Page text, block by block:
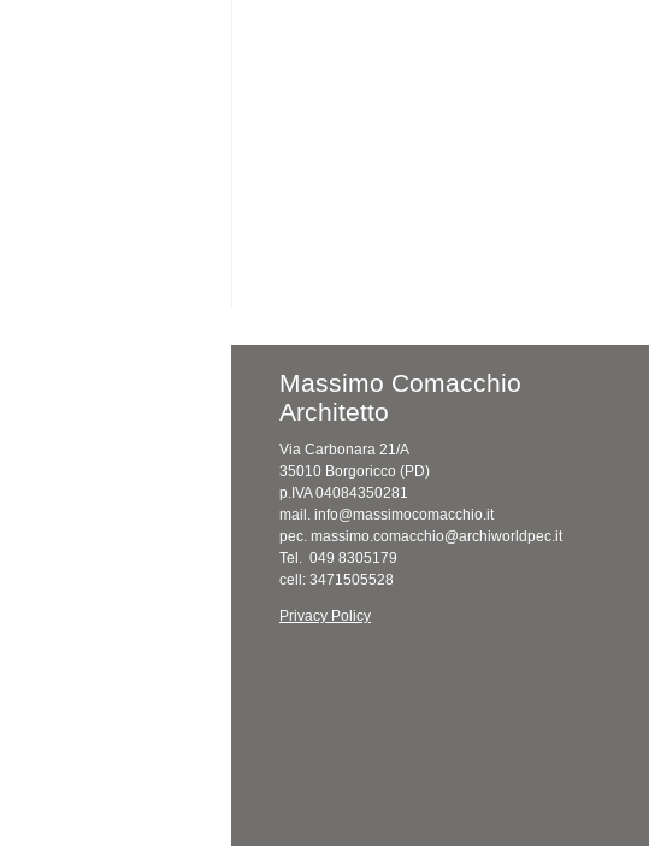
Massimo Comacchio
Architetto
Via Carbonara 21/A
35010 Borgoricco (PD)
p.IVA 04084350281
mail. info@massimocomacchio.it
pec. massimo.comacchio@archiworldpec.it
Tel. 049 8305179
cell: 3471505528
Privacy Policy